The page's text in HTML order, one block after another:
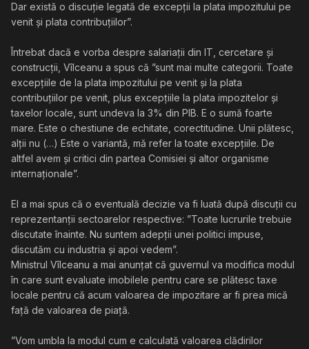
Dar există o discuție legată de excepții la plata impozitului pe
venit și plata contribuțiilor”.
Întrebat dacă e vorba despre salariații din IT, cercetare și
construcții, Vîlceanu a spus că ”sunt mai multe categorii. Toate
excepțiile de la plata impozitului pe venit și la plata
contribuțiilor pe venit, plus excepțiile la plata impozitelor și
taxelor locale, sunt undeva la 3% din PIB. E o sumă foarte
mare. Este o chestiune de echitate, corectitudine. Unii plătesc,
alții nu (…) Este o variantă, mă refer la toate excepțiile. De
altfel avem și critici din partea Comisiei și altor organisme
internaționale”.
El a mai spus că o eventuală decizie va fi luată după discuții cu
reprezentanții sectoarelor respective: ”Toate lucrurile trebuie
discutate înainte. Nu suntem adepții unei politici impuse,
discutăm cu industria și apoi vedem”.
Ministrul Vîlceanu a mai anunțat că guvernul va modifica modul
în care sunt evaluate imobilele pentru care se plătesc taxe
locale pentru că acum valoarea de impozitare ar fi prea mică
față de valoarea de piață.
”Vom umbla la modul cum e calculată valoarea clădirilor